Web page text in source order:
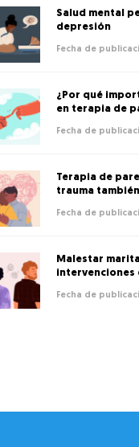
Salud mental
depresión
¿Por qué
en terapia de
Terapia de
trauma
Malestar
intervenciones